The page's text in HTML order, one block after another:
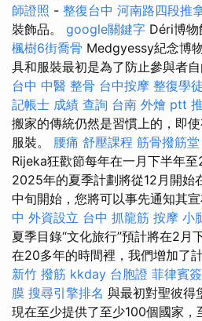
師證照 - 整復台中 河南路四段推
裝飾品。 google關鍵字 Déri博物
楓樹6街喬骨 Medgyessy紀念博
具和服裝最初是為了防止參與者自
台中 中醫 整骨 台中按摩 整復學徒
記帳士 成績 查詢 台南 外燴 ptt
搬家的傳統仍然是習慣上的，即
服裝。 腰痛 舒壓課程 筋骨撥筋堂
Rijeka狂歡節每年在一月下半年
2025年的夏季計劃將從12月開始
中旬開始，您將可以事先通知其
中 外資設立 台中 抓龍筋 按摩 小
夏季目錄“文化旅行”預計將在2月
在20多年的時間裡，我們增加了
新竹 撥筋 kkday 台胞證 菲律賓
膜 搜尋引擎排名 與最初對聖彼得
現在至少提供了至少100個國家